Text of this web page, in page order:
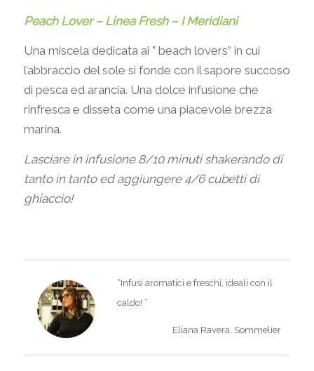
Peach Lover – Linea Fresh – I Meridiani
Una miscela dedicata ai ” beach lovers” in cui
l’abbraccio del sole si fonde con il sapore succoso
di pesca ed arancia. Una dolce infusione che
rinfresca e disseta come una piacevole brezza
marina.
Lasciare in infusione 8/10 minuti shakerando di
tanto in tanto ed aggiungere 4/6 cubetti di
ghiaccio!
“Infusi aromatici e freschi, ideali con il
caldo! ”
Eliana Ravera, Sommelier